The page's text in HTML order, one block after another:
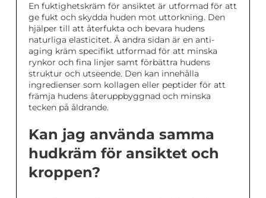
En fuktighetskräm för ansiktet är utformad för att
ge fukt och skydda huden mot uttorkning. Den
hjälper till att återfukta och bevara hudens
naturliga elasticitet. Å andra sidan är en anti-
aging kräm specifikt utformad för att minska
rynkor och fina linjer samt förbättra hudens
struktur och utseende. Den kan innehålla
ingredienser som kollagen eller peptider för att
främja hudens återuppbyggnad och minska
tecken på åldrande.
Kan jag använda samma
hudkräm för ansiktet och
kroppen?